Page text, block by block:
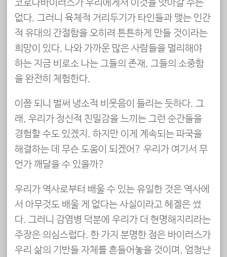
코로나바이러스가 우리에게서 이것을 앗아갈 수는
없다. 그러니 육체적 거리두기가 타인들과 맺는 인간
적 유대의 간절함을 오히려 튼튼하게 만들 것이라는
희망이 있다. 나와 가까운 많은 사람들을 멀리해야
하는 지금 비로소 나는 그들의 존재, 그들의 소중함
을 완전히 체험한다.
이쯤 되니 벌써 냉소적 비웃음이 들리는 듯하다. 그
래, 우리가 정신적 친밀감을 느끼는 그런 순간들을
경험할 수도 있겠지. 하지만 이게 계속되는 파국을
해결하는 데 무슨 도움이 되겠어? 우리가 여기서 무
언가 깨달을 수 있을까?
우리가 역사로부터 배울 수 있는 유일한 것은 역사에
서 아무것도 배울 게 없다는 사실이라고 헤겔은 썼
다. 그러니 감염병 덕분에 우리가 더 현명해지리라는
주장은 의심스럽다. 한 가지 분명한 점은 바이러스가
우리 삶의 기반들 자체를 흔들어놓을 것이며, 엄청난